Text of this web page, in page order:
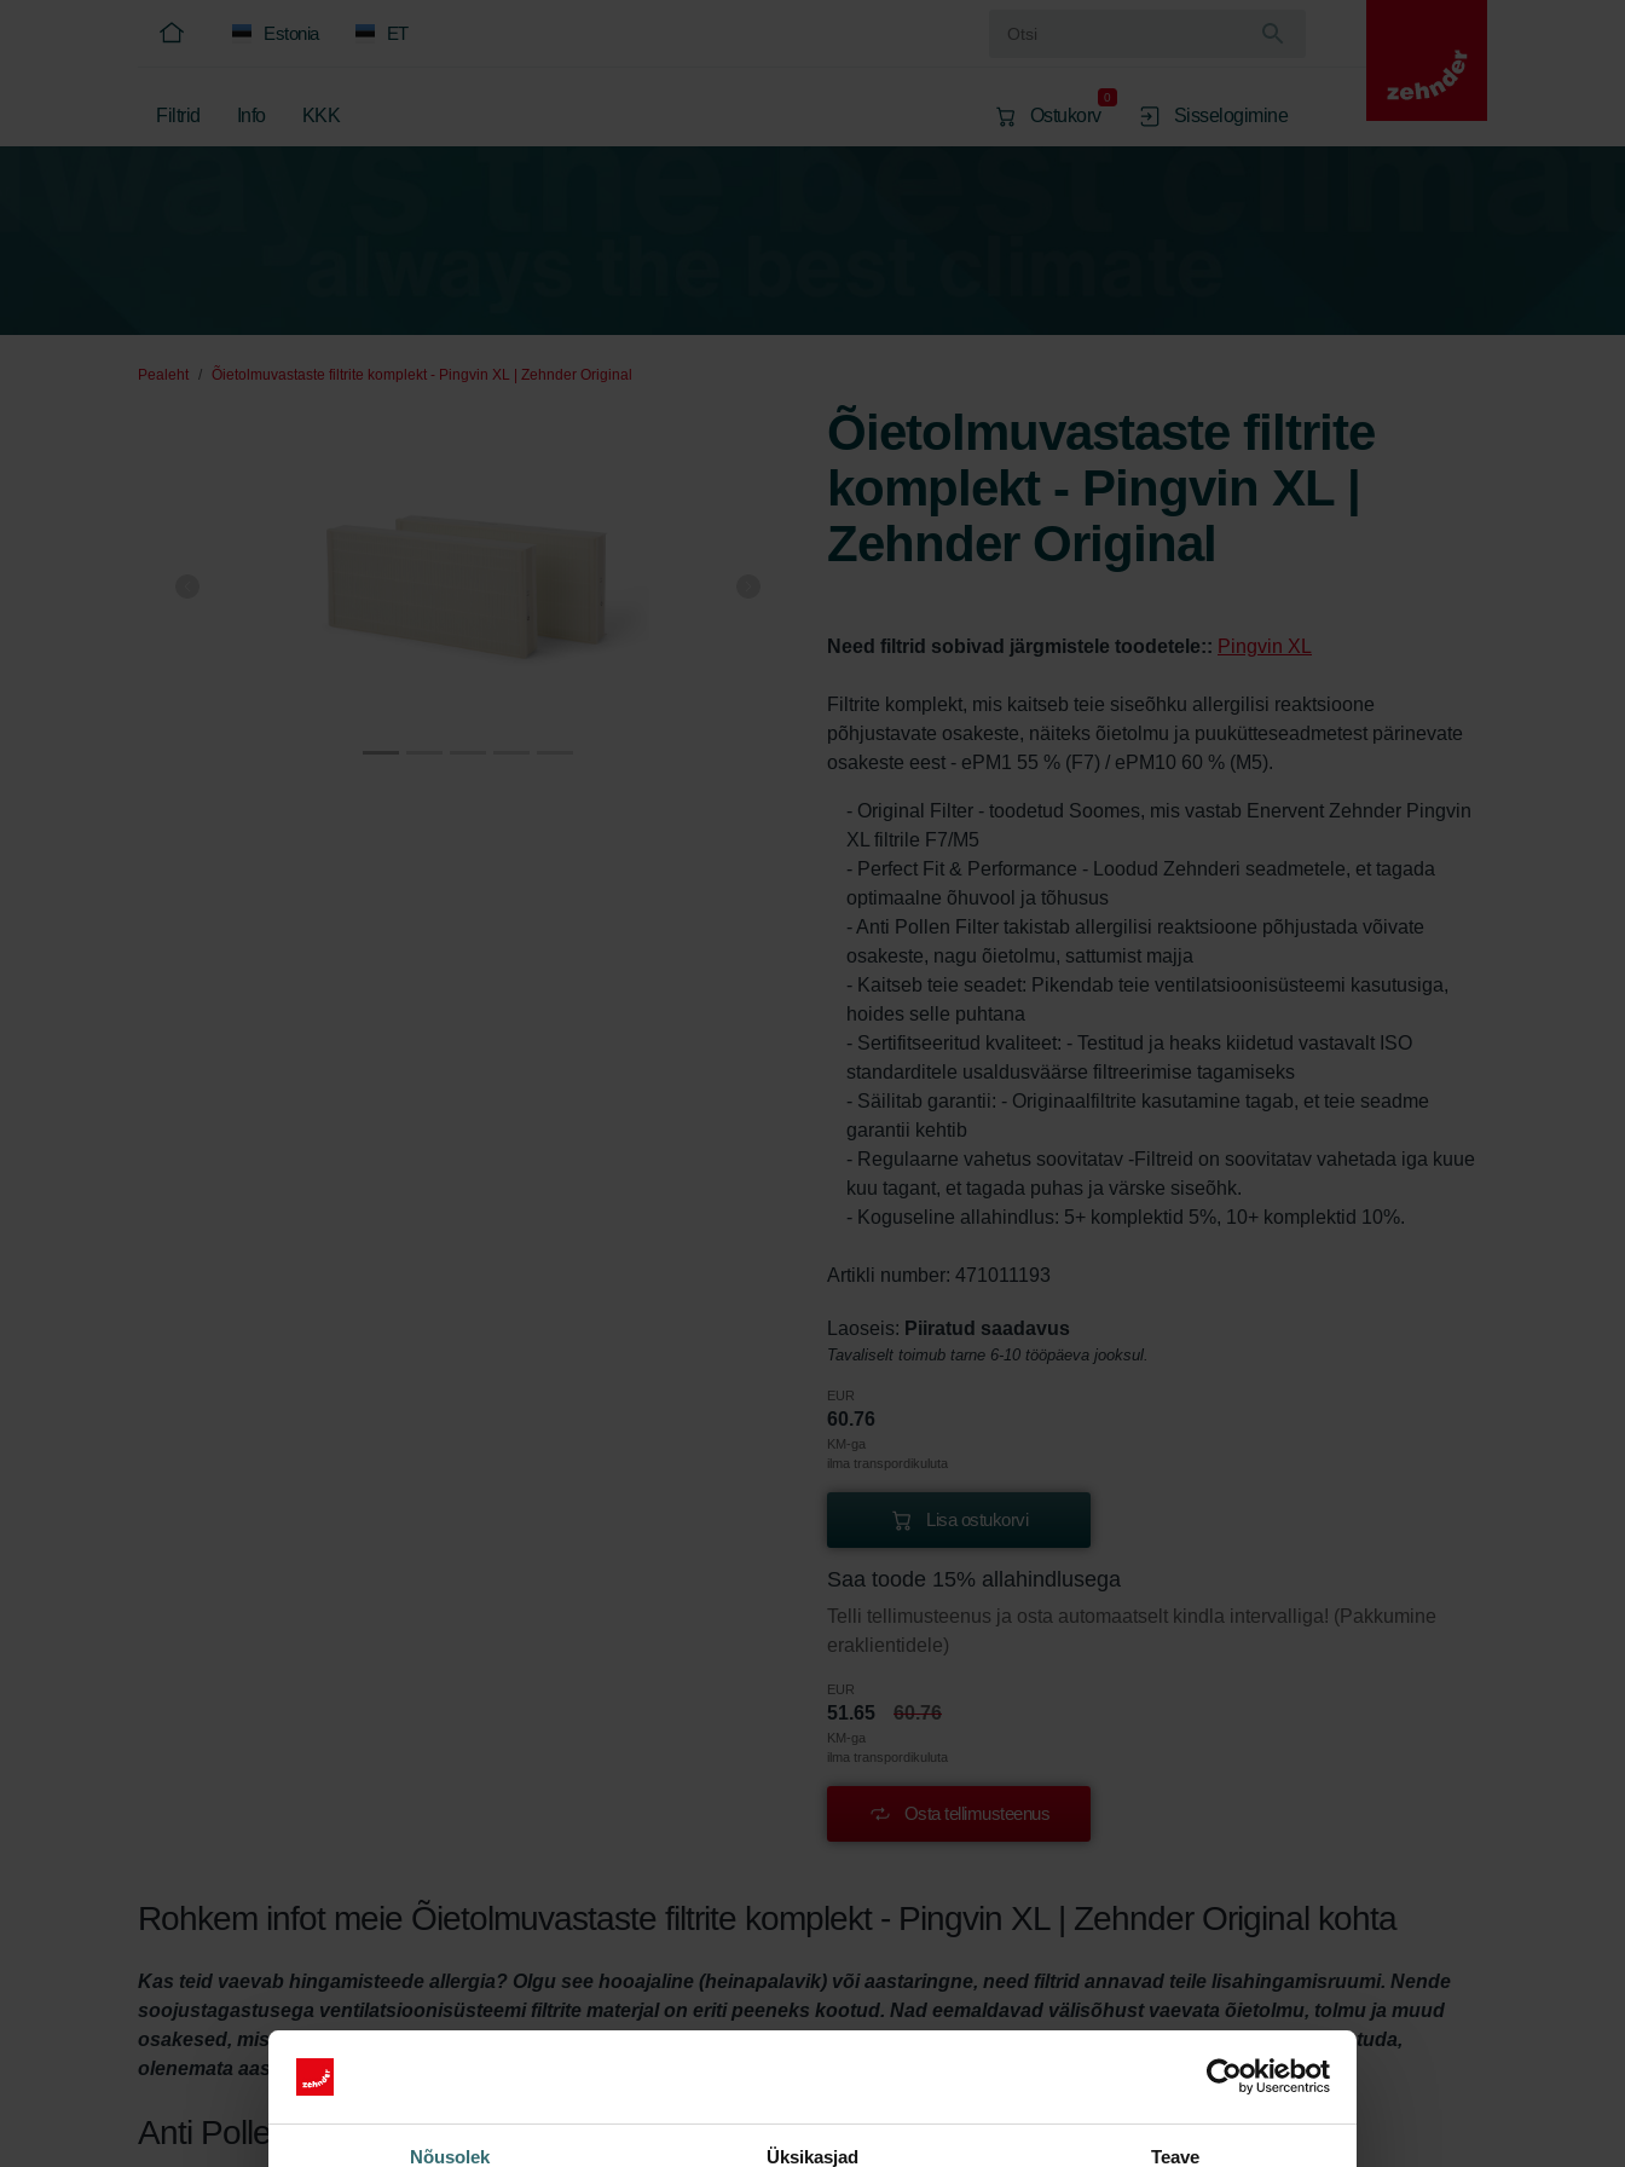
Nõusolek Üksikasjad Teave
Estonia ET
Filtrid Info KKK Ostukorv
0
Sisselogimine
Pealeht Õietolmuvastaste filtrite komplekt - Pingvin XL | Zehnder Original
Õietolmuvastaste filtrite
komplekt - Pingvin XL |
Zehnder Original
Need filtrid sobivad järgmistele toodetele:: Pingvin XL
Filtrite komplekt, mis kaitseb teie siseõhku allergilisi reaktsioone
põhjustavate osakeste, näiteks õietolmu ja puukütteseadmetest pärinevate
osakeste eest - ePM1 55 % (F7) / ePM10 60 % (M5).
- Original Filter - toodetud Soomes, mis vastab Enervent Zehnder Pingvin
XL filtrile F7/M5
- Perfect Fit & Performance - Loodud Zehnderi seadmetele, et tagada
optimaalne õhuvool ja tõhusus
- Anti Pollen Filter takistab allergilisi reaktsioone põhjustada võivate
osakeste, nagu õietolmu, sattumist majja
- Kaitseb teie seadet: Pikendab teie ventilatsioonisüsteemi kasutusiga,
hoides selle puhtana
- Sertifitseeritud kvaliteet: - Testitud ja heaks kiidetud vastavalt ISO
standarditele usaldusväärse filtreerimise tagamiseks
- Säilitab garantii: - Originaalfiltrite kasutamine tagab, et teie seadme
garantii kehtib
- Regulaarne vahetus soovitatav -Filtreid on soovitatav vahetada iga kuue
kuu tagant, et tagada puhas ja värske siseõhk.
- Koguseline allahindlus: 5+ komplektid 5%, 10+ komplektid 10%.
Artikli number: 471011193
Laoseis: Piiratud saadavus
Tavaliselt toimub tarne 6-10 tööpäeva jooksul.
EUR
60.76
KM-ga
ilma transpordikuluta
Lisa ostukorvi
Saa toode 15% allahindlusega
Telli tellimusteenus ja osta automaatselt kindla intervalliga! (Pakkumine
eraklientidele)
EUR
51.65 60.76
KM-ga
ilma transpordikuluta
Osta tellimusteenus
Rohkem infot meie Õietolmuvastaste filtrite komplekt - Pingvin XL | Zehnder Original kohta
Kas teid vaevab hingamisteede allergia? Olgu see hooajaline (heinapalavik) või aastaringne, need filtrid annavad teile lisahingamisruumi. Nende
soojustagastusega ventilatsioonisüsteemi filtrite materjal on eriti peeneks kootud. Nad eemaldavad välisõhust vaevata õietolmu, tolmu ja muud
osakesed, mis panevad teie nina sügelema, enne kui õhk jõuab teie eluruumidesse. See võimaldab teil kodus vabalt hingata ja lõõgastuda,
olenemata aastaajast.
Anti Pollen Filter Set